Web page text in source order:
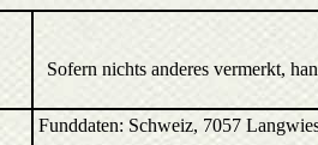
Sofern nichts anderes vermerkt,
Funddaten: Schweiz, 7057